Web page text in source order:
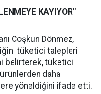
KAYIYOR"
Coşkun Dönmez,
tüketici talepleri
belirterek, tüketici
daha
yöneldiğini ifade etti.